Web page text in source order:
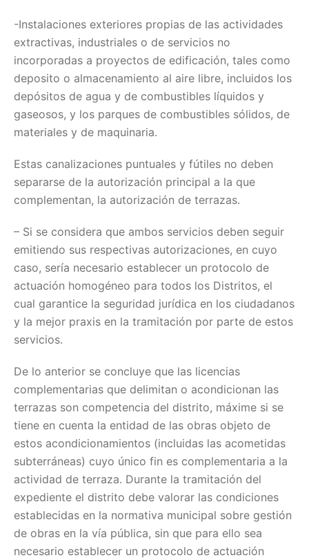
-Instalaciones exteriores propias de las actividades
extractivas, industriales o de servicios no
incorporadas a proyectos de edificación, tales como
deposito o almacenamiento al aire libre, incluidos los
depósitos de agua y de combustibles líquidos y
gaseosos, y los parques de combustibles sólidos, de
materiales y de maquinaria.
Estas canalizaciones puntuales y fútiles no deben
separarse de la autorización principal a la que
complementan, la autorización de terrazas.
– Si se considera que ambos servicios deben seguir
emitiendo sus respectivas autorizaciones, en cuyo
caso, sería necesario establecer un protocolo de
actuación homogéneo para todos los Distritos, el
cual garantice la seguridad jurídica en los ciudadanos
y la mejor praxis en la tramitación por parte de estos
servicios.
De lo anterior se concluye que las licencias
complementarias que delimitan o acondicionan las
terrazas son competencia del distrito, máxime si se
tiene en cuenta la entidad de las obras objeto de
estos acondicionamientos (incluidas las acometidas
subterráneas) cuyo único fin es complementaria a la
actividad de terraza. Durante la tramitación del
expediente el distrito debe valorar las condiciones
establecidas en la normativa municipal sobre gestión
de obras en la vía pública, sin que para ello sea
necesario establecer un protocolo de actuación